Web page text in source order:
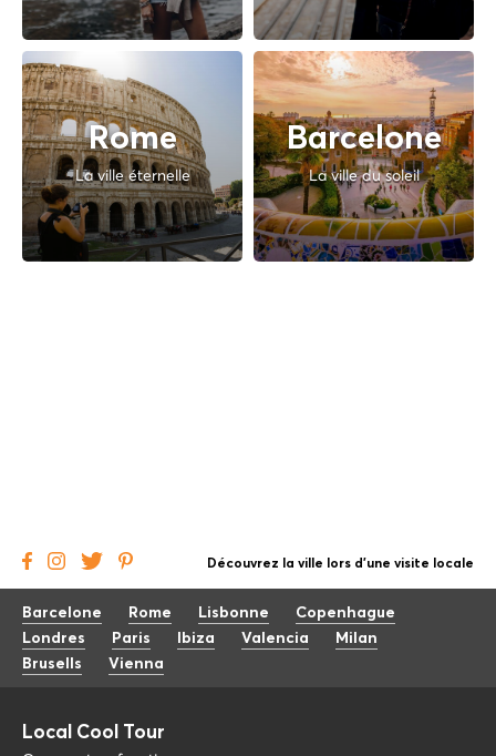
Rome
La ville éternelle
Barcelone
La ville du soleil
Découvrez la ville lors d'une visite locale
Barcelone Rome Lisbonne
Copenhague
Londres
Paris Ibiza Valencia
Milan
Brusells
Vienna
Local Cool Tour